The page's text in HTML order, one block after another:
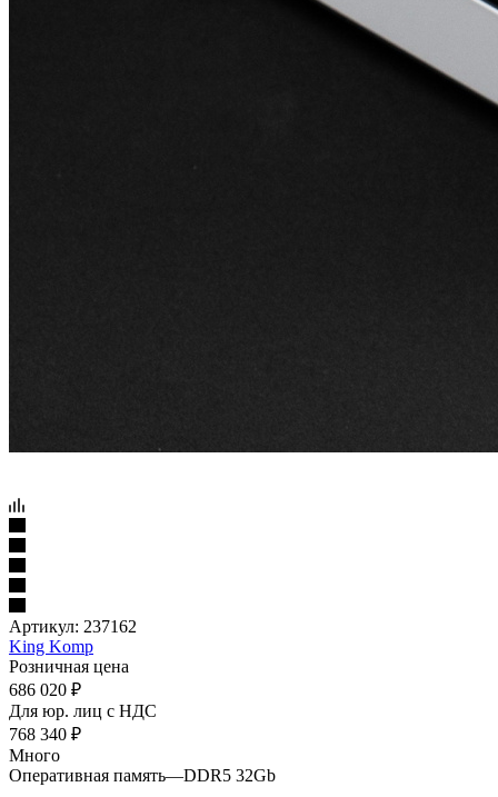
Артикул: 237162
King Komp
Розничная цена
686 020 ₽
Для юр. лиц c НДС
768 340 ₽
Много
Оперативная память—DDR5 32Gb